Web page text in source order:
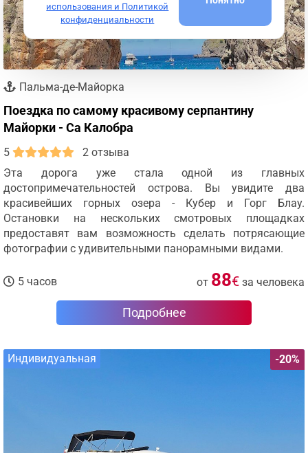
Пальма-де-Майорка
Поездка по самому красивому серпантину
Майорки - Са Калобра
5
2 отзыва
Эта дорога уже стала одной из главных
достопримечательностей острова. Вы увидите два
красивейших горных озера - Кубер и Горг Блау.
Остановки на нескольких смотровых площадках
предоставят вам возможность сделать потрясающие
фотографии с удивительными панорамными видами.
5 часов от 88€ за человека
Подробнее
-20%
Индивидуальная
использования и Политикой
конфиденциальности